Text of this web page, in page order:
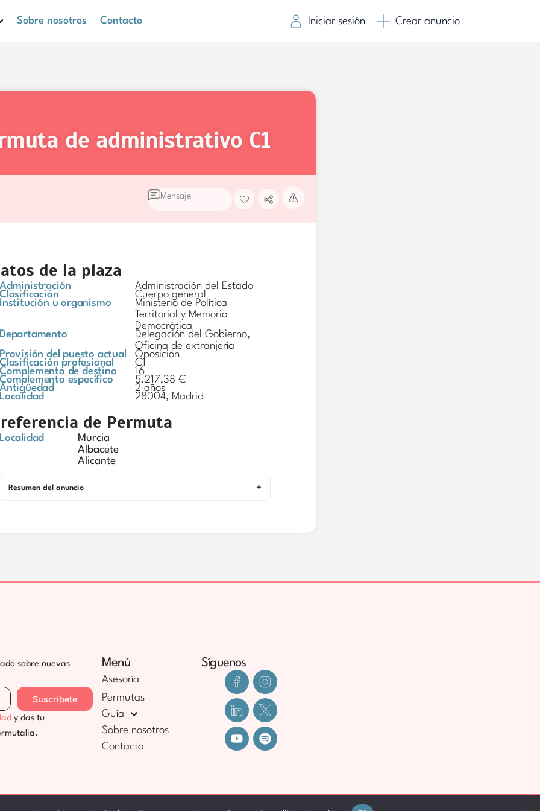
Sobre nosotros Contacto Iniciar sesión Crear anuncio
de administrativo C1
Mensaje
de la plaza
Administración
Administración del Estado
Clasificación
Cuerpo general
Institución u organismo
Ministerio de Política
Territorial y Memoria
Democrática
Departamento
Delegación del Gobierno,
Oficina de extranjería
Provisión del puesto actual
Oposición
Clasificación profesional
C1
Complemento de destino
16
Complemento específico
5.217,38 €
Antigüedad
2 años
Localidad
28004, Madrid
de Permuta
Localidad
Murcia
Albacete
Alicante
Resumen del anuncio
sobre nuevas
Suscríbete
y das tu
Menú
Asesoría
Permutas
Guía
Sobre nosotros
Contacto
Síguenos